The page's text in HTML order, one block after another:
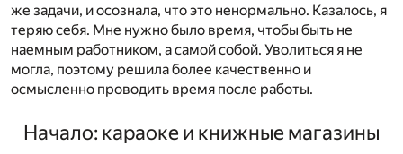
же задачи, и осознала, что это ненормально. Казалось, я
теряю себя. Мне нужно было время, чтобы быть не
наемным работником, а самой собой. Уволиться я не
могла, поэтому решила более качественно и
осмысленно проводить время после работы.
Начало: караоке и книжные магазины